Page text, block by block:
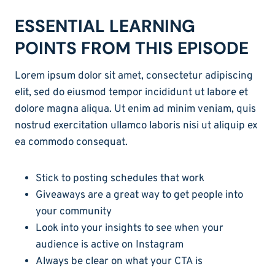
ESSENTIAL LEARNING
POINTS FROM THIS EPISODE
Lorem ipsum dolor sit amet, consectetur adipiscing
elit, sed do eiusmod tempor incididunt ut labore et
dolore magna aliqua. Ut enim ad minim veniam, quis
nostrud exercitation ullamco laboris nisi ut aliquip ex
ea commodo consequat.
Stick to posting schedules that work
Giveaways are a great way to get people into
your community
Look into your insights to see when your
audience is active on Instagram
Always be clear on what your CTA is